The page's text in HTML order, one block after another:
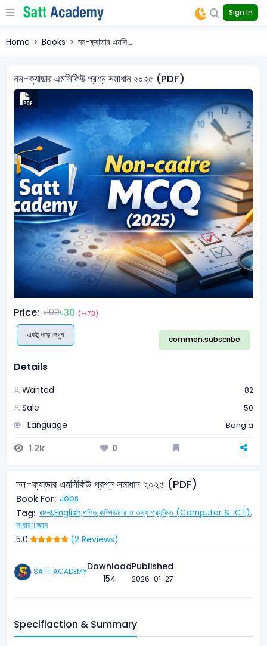
Sign In
Home Books নন-ক্যাডার এমসি...
নন-ক্যাডার এমসিকিউ প্রশ্ন সমাধান ২০২৫ (PDF)
Price: ৳100৳30 (-৳70)
একটু পড়ে দেখুন common.subscribe
Details
Wanted 82
Sale 50
Language Bangla
1.2k 0
নন-ক্যাডার এমসিকিউ প্রশ্ন সমাধান ২০২৫ (PDF)
Book For: Jobs
Tag: বাংলা,English,গণিত,কম্পিউটার ও তথ্য প্রযুক্তি (Computer & ICT),
সাধারণ জ্ঞান
5.0 (2 Reviews)
SATT ACADEMYDownload
154
Published
2026-01-27
Specifiaction & Summary